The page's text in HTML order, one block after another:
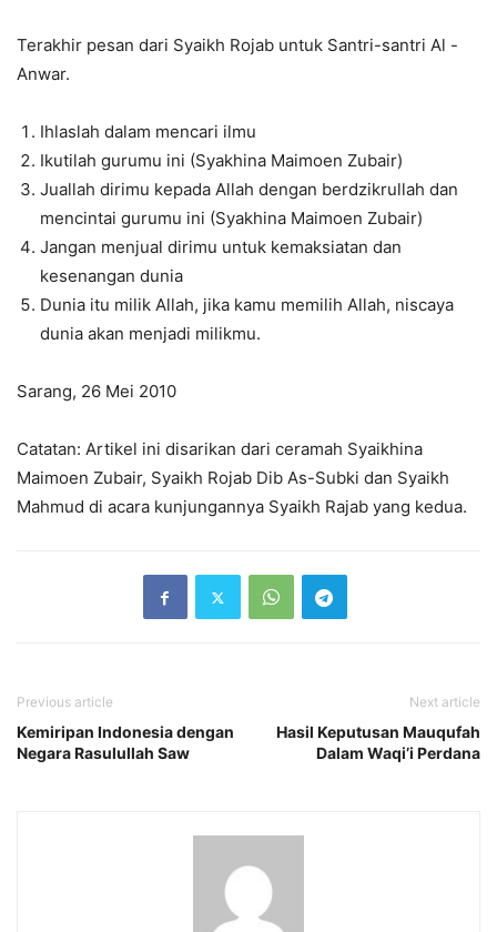
Terakhir pesan dari Syaikh Rojab untuk Santri-santri Al -
Anwar.
Ihlaslah dalam mencari ilmu
Ikutilah gurumu ini (Syakhina Maimoen Zubair)
Juallah dirimu kepada Allah dengan berdzikrullah dan
mencintai gurumu ini (Syakhina Maimoen Zubair)
Jangan menjual dirimu untuk kemaksiatan dan
kesenangan dunia
Dunia itu milik Allah, jika kamu memilih Allah, niscaya
dunia akan menjadi milikmu.
Sarang, 26 Mei 2010
Catatan: Artikel ini disarikan dari ceramah Syaikhina
Maimoen Zubair, Syaikh Rojab Dib As-Subki dan Syaikh
Mahmud di acara kunjungannya Syaikh Rajab yang kedua.
Previous article
Kemiripan Indonesia dengan
Negara Rasulullah Saw
Next article
Hasil Keputusan Mauqufah
Dalam Waqi’i Perdana